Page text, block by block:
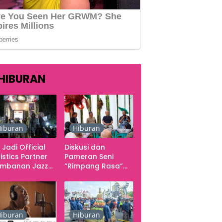
Jadi Official
Partner
Jazz
Seluruh
Konser
Hiburan
Diskusi dan
Pameran Seni
“Rimpang Rasa”
sampai Kritik
terhadap
Yogyakarta
sebagai Pusat
Hiburan